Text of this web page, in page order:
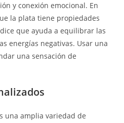
y conexión emocional. En
la plata tiene propiedades
que ayuda a equilibrar las
energías negativas. Usar una
una sensación de
una amplia variedad de